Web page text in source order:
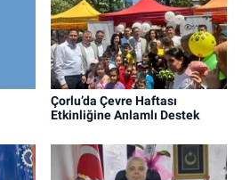
Çorlu’da Çevre Haftası
Etkinliğine Anlamlı Destek